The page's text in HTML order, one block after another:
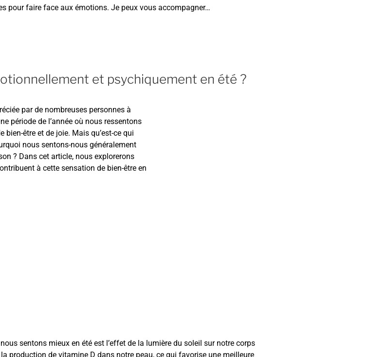
pour faire face aux émotions. Je peux vous accompagner…
et psychiquement en été ?
par de nombreuses personnes à
période de l’année où nous ressentons
bien-être et de joie. Mais qu’est-ce qui
nous sentons-nous généralement
? Dans cet article, nous explorerons
à cette sensation de bien-être en
sentons mieux en été est l’effet de la lumière du soleil sur notre corps
production de vitamine D dans notre peau, ce qui favorise une meilleure